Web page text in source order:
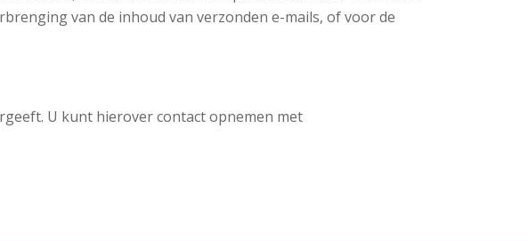
van de inhoud van verzonden e-mails, of voor de
U kunt hierover contact opnemen met